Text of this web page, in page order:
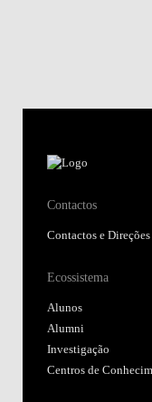
Contactos
Contactos e Direções
Ecossistema
Alunos
Alumni
Investigação
Centros de